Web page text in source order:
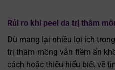
Rủi ro khi peel da trị thâm
Dù mang lại nhiều lợi ích
trị thâm mông vẫn tiềm ẩn
cách hoặc thiếu hiểu biết về